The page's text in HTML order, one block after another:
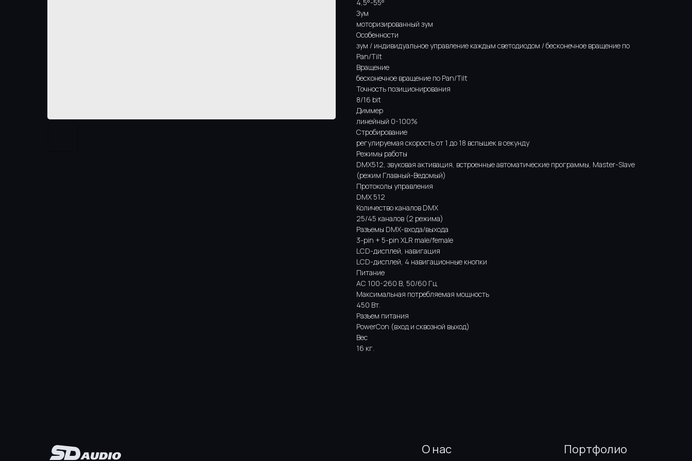
4,5°-55°
Зум
моторизированный зум
Особенности
зум / индивидуальное управление каждым светодиодом / бесконечное вращение по
Pan/Tilt
Вращение
бесконечное вращение по Pan/Tilt
Точность позиционирования
8/16 bit
Диммер
линейный 0-100%
Стробирование
регулируемая скорость от 1 до 18 вспышек в секунду
Режимы работы
DMX512, звуковая активация, встроенные автоматические программы, Master-Slave
(режим Главный-Ведомый)
Протоколы управления
DMX 512
Количество каналов DMX
25/45 каналов (2 режима)
Разъемы DMX-входа/выхода
3-pin + 5-pin XLR male/female
LCD-дисплей, навигация
LCD-дисплей, 4 навигационные кнопки
Питание
AC 100-260 В, 50/60 Гц
Максимальная потребляемая мощность
450 Вт.
Разъем питания
РowerCon (вход и сквозной выход)
Вес
16 кг.
Портфолио
О нас